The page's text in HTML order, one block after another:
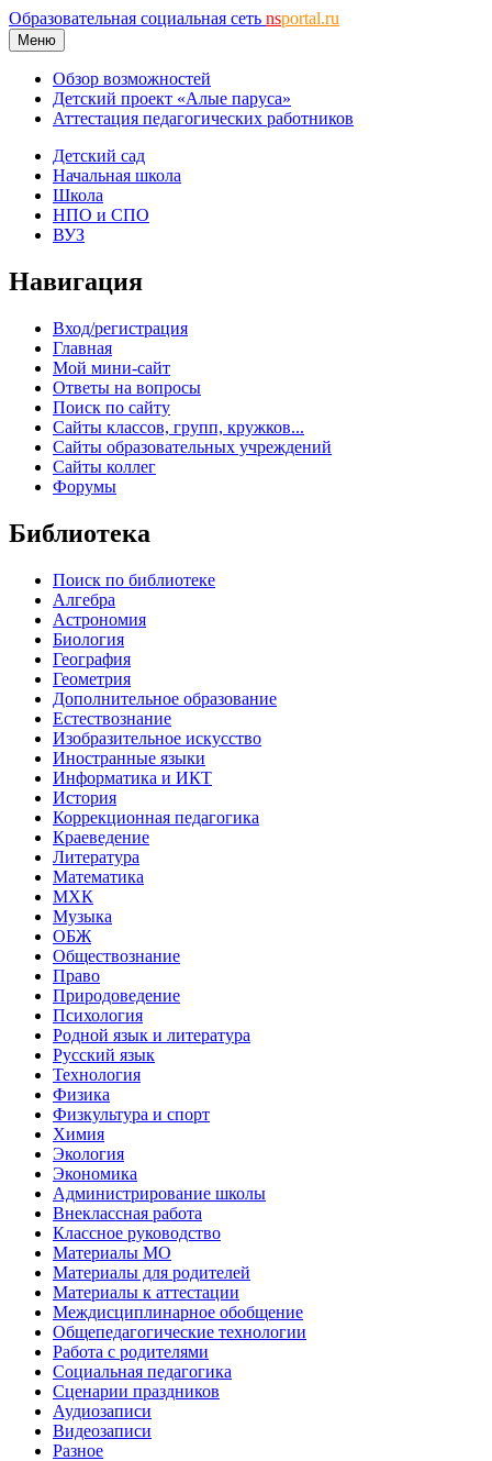
Образовательная социальная сеть nsportal.ru
Меню
Обзор возможностей
Детский проект «Алые паруса»
Аттестация педагогических работников
Детский сад
Начальная школа
Школа
НПО и СПО
ВУЗ
Навигация
Вход/регистрация
Главная
Мой мини-сайт
Ответы на вопросы
Поиск по сайту
Сайты классов, групп, кружков...
Сайты образовательных учреждений
Сайты коллег
Форумы
Библиотека
Поиск по библиотеке
Алгебра
Астрономия
Биология
География
Геометрия
Дополнительное образование
Естествознание
Изобразительное искусство
Иностранные языки
Информатика и ИКТ
История
Коррекционная педагогика
Краеведение
Литература
Математика
МХК
Музыка
ОБЖ
Обществознание
Право
Природоведение
Психология
Родной язык и литература
Русский язык
Технология
Физика
Физкультура и спорт
Химия
Экология
Экономика
Администрирование школы
Внеклассная работа
Классное руководство
Материалы МО
Материалы для родителей
Материалы к аттестации
Междисциплинарное обобщение
Общепедагогические технологии
Работа с родителями
Социальная педагогика
Сценарии праздников
Аудиозаписи
Видеозаписи
Разное